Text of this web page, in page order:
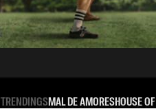
TRENDINGSMAL DE AMORESHOUSE